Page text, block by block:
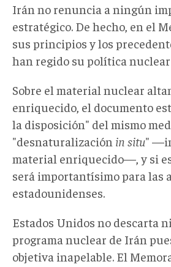
Irán no renuncia a ningún
estratégico. De hecho, en el
sus principios y los
han regido su política
Sobre el material nuclear
enriquecido, el documento
la disposición" del mismo
"desnaturalización in situ"
material enriquecido—, y si
será importantísimo para las
estadounidenses.
Estados Unidos no descarta
programa nuclear de Irán
objetiva inapelable. El